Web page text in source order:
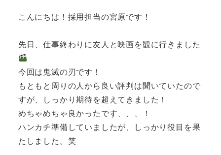
こんにちは！採用担当の宮原です！
先日、仕事終わりに友人と映画を観に行きました
今回は鬼滅の刃です！
もともと周りの人から良い評判は聞いていたので
すが、しっかり期待を超えてきました！
めちゃめちゃ良かったです、、、！
ハンカチ準備していましたが、しっかり役目を果
たしました。笑